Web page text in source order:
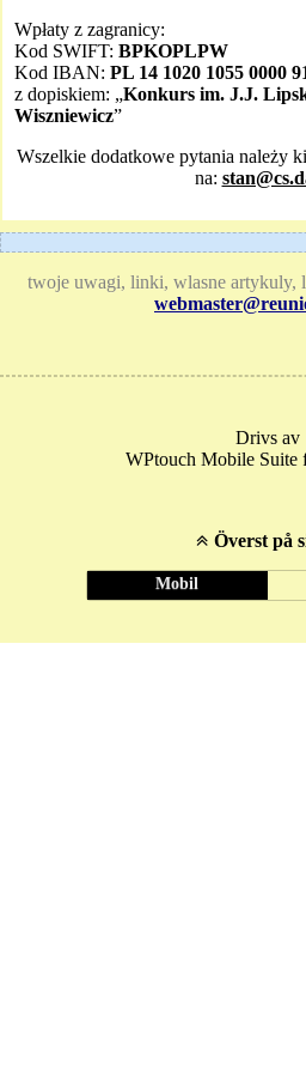
Wpłaty z zagranicy:
Kod SWIFT: BPKOPLPW
Kod IBAN: PL 14 1020 1055 0000
z dopiskiem: „Konkurs im. J.J.
Wiszniewicz”
Wszelkie dodatkowe pytania należy
na:
twoje uwagi, linki, wlasne artykuly,
Drivs av
WPtouch Mobile Suite
Överst på
Mobil